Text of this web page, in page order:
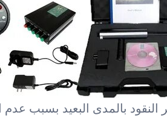
بالمدى البعيد بسبب عدم